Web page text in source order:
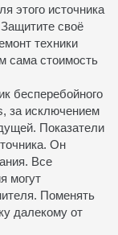
этого источника
своё
техники
сама стоимость
бесперебойного
за исключением
Показатели
Он
Все
могут
Поменять
далекому от